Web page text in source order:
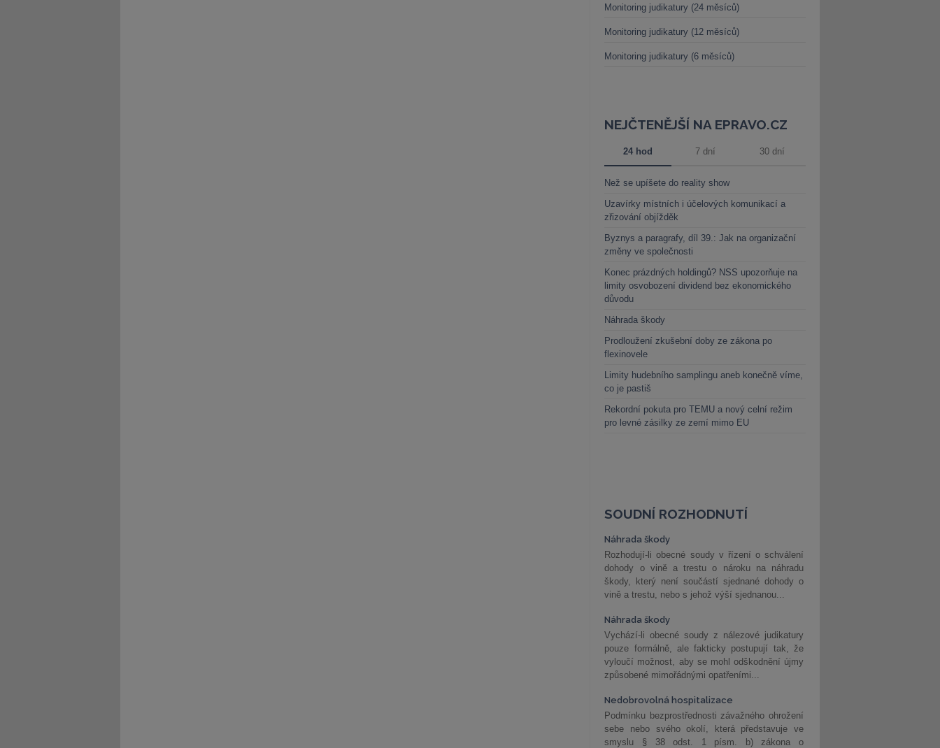
Monitoring judikatury (24 měsíců)
Monitoring judikatury (12 měsíců)
Monitoring judikatury (6 měsíců)
NEJČTENĚJŠÍ NA EPRAVO.CZ
24 hod 7 dní 30 dní
Než se upíšete do reality show
Uzavírky místních i účelových komunikací a
zřizování objížděk
Byznys a paragrafy, díl 39.: Jak na organizační
změny ve společnosti
Konec prázdných holdingů? NSS upozorňuje na
limity osvobození dividend bez ekonomického
důvodu
Náhrada škody
Prodloužení zkušební doby ze zákona po
flexinovele
Limity hudebního samplingu aneb konečně víme,
co je pastiš
Rekordní pokuta pro TEMU a nový celní režim
pro levné zásilky ze zemí mimo EU
SOUDNÍ ROZHODNUTÍ
Náhrada škody
Rozhodují-li obecné soudy v řízení o schválení
dohody o vině a trestu o nároku na náhradu
škody, který není součástí sjednané dohody o
vině a trestu, nebo s jehož výší sjednanou...
Náhrada škody
Vychází-li obecné soudy z nálezové judikatury
pouze formálně, ale fakticky postupují tak, že
vyloučí možnost, aby se mohl odškodnění újmy
způsobené mimořádnými opatřeními...
Nedobrovolná hospitalizace
Podmínku bezprostřednosti závažného ohrožení
sebe nebo svého okolí, která představuje ve
smyslu § 38 odst. 1 písm. b) zákona o